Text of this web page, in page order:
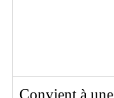
Convient à une